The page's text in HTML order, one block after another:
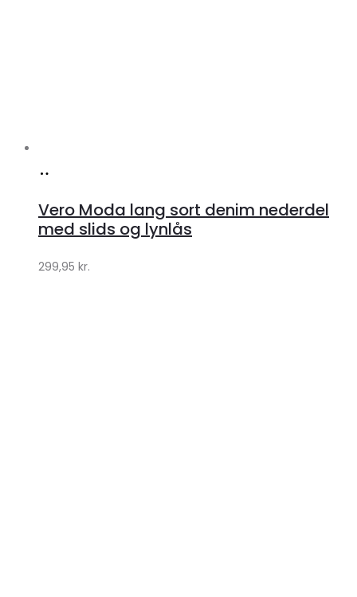
Klædeskabet.dk
Vero Moda lang sort denim nederdel
med slids og lynlås
299,95 kr.